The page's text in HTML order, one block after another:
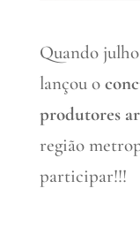
Quando
lançou o
produtores
região
participar!!!